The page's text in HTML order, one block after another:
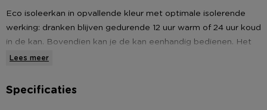
Eco isoleerkan in opvallende kleur met optimale isolerende
werking: dranken blijven gedurende 12 uur warm of 24 uur koud
in de kan. Bovendien kan je de kan eenhandig bedienen. Het
oppervlak is vervaardigd uit hoogwaardig frosted kunststof en
* Eco schenkkan
Lees meer
Specificaties